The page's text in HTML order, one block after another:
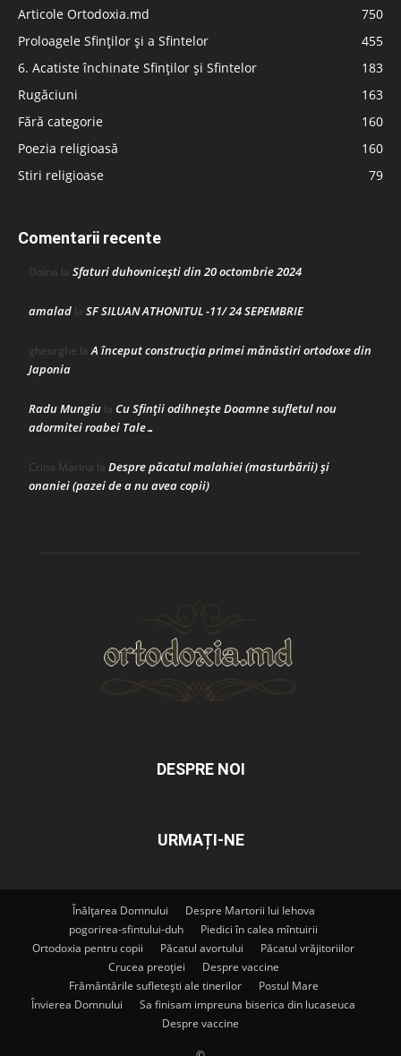
Articole Ortodoxia.md
750
Proloagele Sfinților și a Sfintelor
455
6. Acatiste închinate Sfinților și Sfintelor
183
Rugăciuni
163
Fără categorie
160
Poezia religioasă
160
Stiri religioase
79
Comentarii recente
Doina la Sfaturi duhovnicești din 20 octombrie 2024
amalad la SF SILUAN ATHONITUL -11/ 24 SEPEMBRIE
gheorghe laA început construcţia primei mănăstiri ortodoxe din
Japonia
Radu Mungiu la Cu Sfinții odihnește Doamne sufletul nou
adormitei roabei Tale…
Crina Marina la Despre păcatul malahiei (masturbării) şi
onaniei (pazei de a nu avea copii)
DESPRE NOI
URMAȚI-NE
Înălțarea Domnului
Despre Martorii lui Iehova
pogorirea-sfintului-duh
Piedici în calea mîntuirii
Ortodoxia pentru copii
Păcatul avortului
Păcatul vrăjitoriilor
Crucea preoției
Despre vaccine
Frământările sufletești ale tinerilor
Postul Mare
Învierea Domnului
Sa finisam impreuna biserica din lucaseuca
Despre vaccine